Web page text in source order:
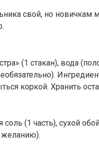
свой, но новичкам
(1 стакан), вода
коркой. Хранить
(1 часть), сухой
желанию).